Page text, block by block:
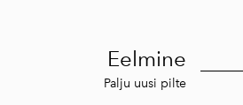
Eelmine
Palju uusi pilte